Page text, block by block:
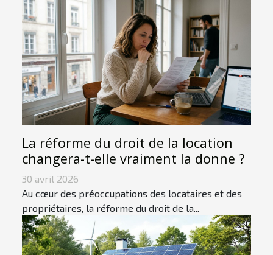
La réforme du droit de la location
changera-t-elle vraiment la donne ?
30 avril 2026
Au cœur des préoccupations des locataires et des
propriétaires, la réforme du droit de la...